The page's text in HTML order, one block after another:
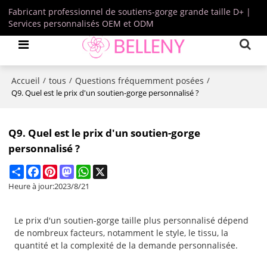
Fabricant professionnel de soutiens-gorge grande taille D+ |
Services personnalisés OEM et ODM
Accueil / tous / Questions fréquemment posées /
Q9. Quel est le prix d'un soutien-gorge personnalisé ?
Q9. Quel est le prix d'un soutien-gorge
personnalisé ?
ShareFacebookPinterestMastodonWhatsApp
Heure à jour:2023/8/21
Le prix d'un soutien-gorge taille plus personnalisé dépend
de nombreux facteurs, notamment le style, le tissu, la
quantité et la complexité de la demande personnalisée.